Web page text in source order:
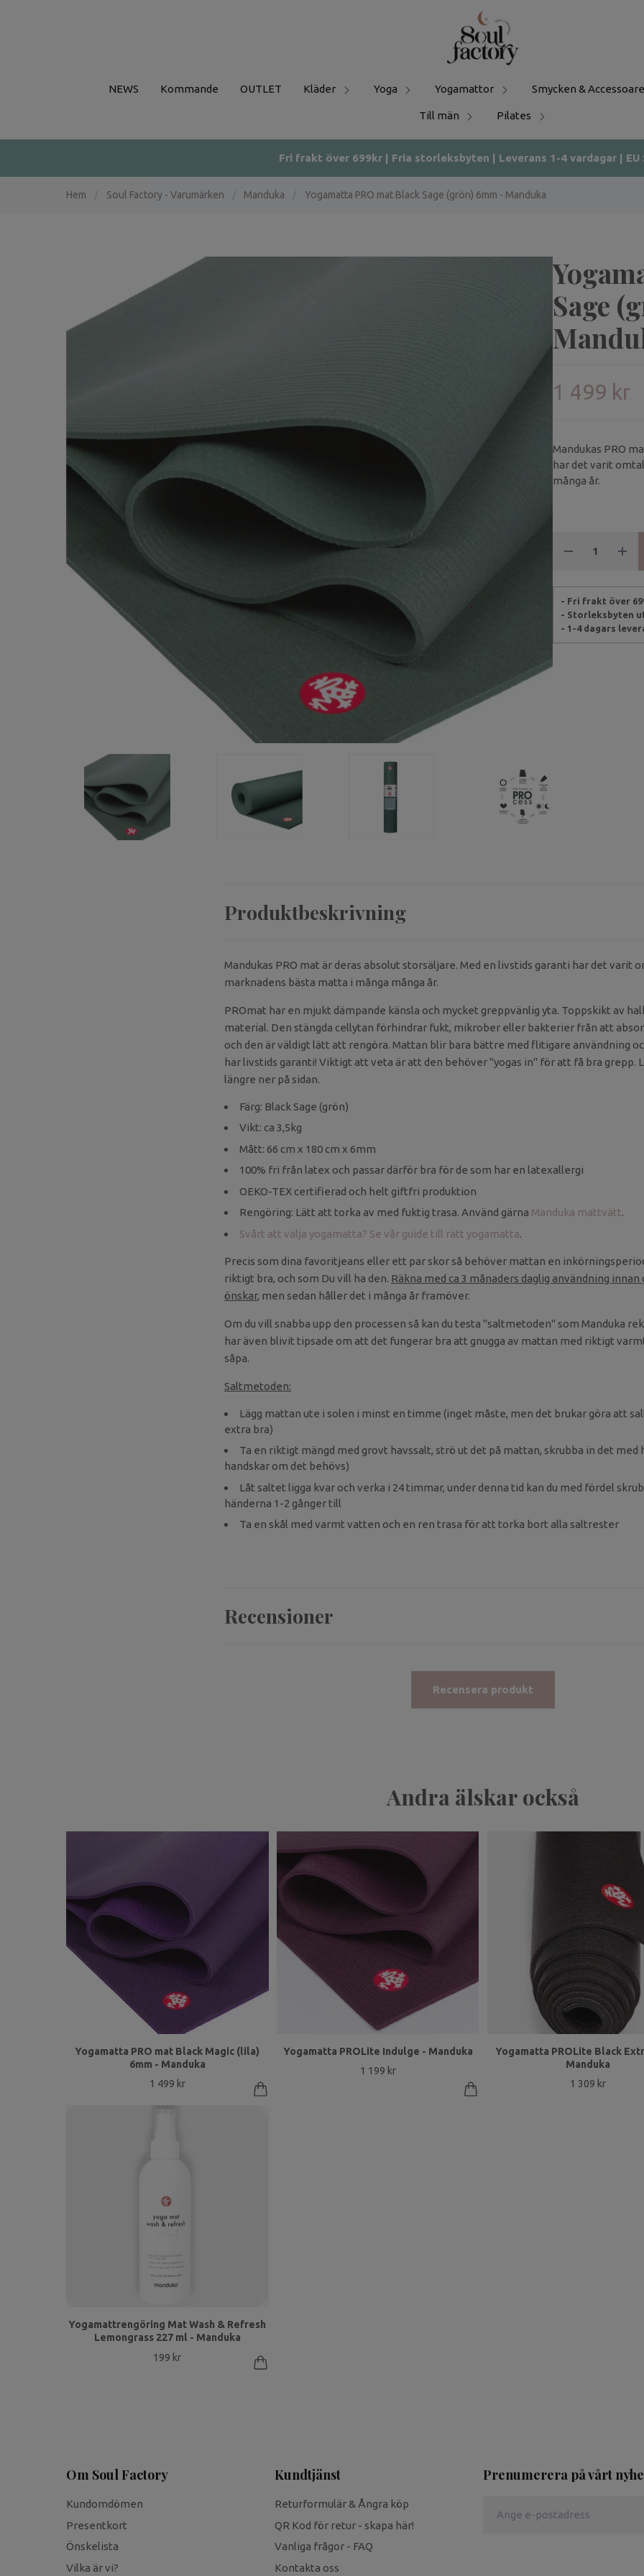
NEWS Kommande OUTLET Kläder Yoga Yogamattor Smycken &
Till män Pilates
Fri frakt över 699kr | Fria storleksbyten | Leverans 1-4 vardagar | EU
Hem Soul Factory - Varumärken Manduka Yogamatta PRO mat Black Sage (grön) 6mm - Manduka
Sage
1 499 kr
Mandukas PRO
har det varit
många år.
- Fri frakt över
- Storleksbyten
- 1-4 dagars
Produktbeskrivning
Mandukas PRO mat är deras absolut storsäljare. Med en livstids garanti har det varit
marknadens bästa matta i många många år.
PROmat har en mjukt dämpande känsla och mycket greppvänlig yta. Toppskikt av
material. Den stängda cellytan förhindrar fukt, mikrober eller bakterier från att
och den är väldigt lätt att rengöra. Mattan blir bara bättre med flitigare användning
har livstids garanti! Viktigt att veta är att den behöver "yogas in" för att få bra grepp.
längre ner på sidan.
Färg: Black Sage (grön)
Vikt: ca 3,5kg
Mått: 66 cm x 180 cm x 6mm
100% fri från latex och passar därför bra för de som har en latexallergi
OEKO-TEX certifierad och helt giftfri produktion
Rengöring: Lätt att torka av med fuktig trasa. Använd gärna Manduka mattvätt.
Svårt att välja yogamatta? Se vår guide till rätt yogamatta.
Precis som dina favoritjeans eller ett par skor så behöver mattan en
riktigt bra, och som Du vill ha den. Räkna med ca 3 månaders daglig användning
önskar, men sedan håller det i många år framöver.
Om du vill snabba upp den processen så kan du testa "saltmetoden" som Manduka
har även blivit tipsade om att det fungerar bra att gnugga av mattan med riktigt
såpa.
Saltmetoden:
Lägg mattan ute i solen i minst en timme (inget måste, men det brukar göra att
extra bra)
Ta en riktigt mängd med grovt havssalt, strö ut det på mattan, skrubba in det med
handskar om det behövs)
Låt saltet ligga kvar och verka i 24 timmar, under denna tid kan du med fördel
händerna 1-2 gånger till
Ta en skål med varmt vatten och en ren trasa för att torka bort alla saltrester
Recensioner
Recensera produkt
Andra älskar också
Yogamatta PRO mat Black Magic (lila)
6mm - Manduka
1 499 kr
Yogamatta PROLite Indulge - Manduka
1 199 kr
Yogamatta PROLite Black
Manduka
1 309 kr
Yogamattrengöring Mat Wash & Refresh
Lemongrass 227 ml - Manduka
199 kr
Om Soul Factory
Kundomdömen
Presentkort
Önskelista
Vilka är vi?
Kundtjänst
Returformulär & Ångra köp
QR Kod för retur - skapa här!
Vanliga frågor - FAQ
Kontakta oss
Prenumerera på vårt